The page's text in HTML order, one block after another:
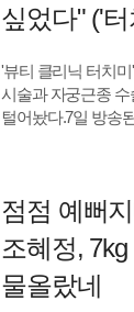
싶다며 새로운 얼굴
전현무가 "로맨스
관심이 없는 것 같
외모를 바라보는
전현무는 포털사이
번도 거슬렸던 적
피부를 갖고 싶다는
배우 활동을 시작한
사람들에게 특별하
"처음에는 그런 말
싶었다" ('
'뷰티 클리닉 터치
시술과 자궁근종
털어놨다.7일 방송
받았는데 걱정"이
하고 모든 장기가
걸렸다. 진통제를
특히 채리나는 임신
점점 예뻐
조혜정,
물올랐네